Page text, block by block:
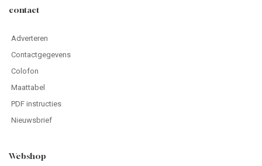
contact
Adverteren
Contactgegevens
Colofon
Maattabel
PDF instructies
Nieuwsbrief
Webshop